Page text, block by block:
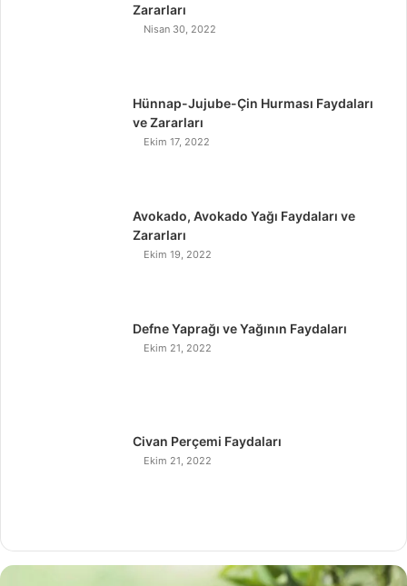
Zararları
Nisan 30, 2022
Hünnap-Jujube-Çin Hurması Faydaları
ve Zararları
Ekim 17, 2022
Avokado, Avokado Yağı Faydaları ve
Zararları
Ekim 19, 2022
Defne Yaprağı ve Yağının Faydaları
Ekim 21, 2022
Civan Perçemi Faydaları
Ekim 21, 2022
H